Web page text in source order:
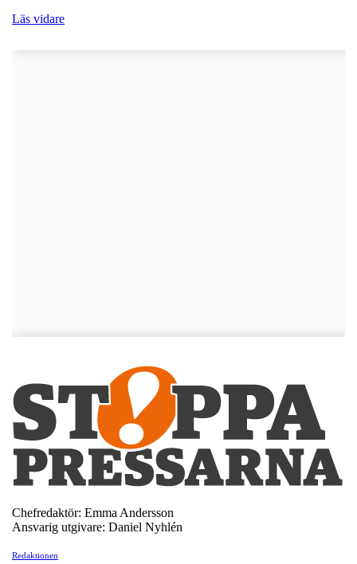
Läs vidare
Chefredaktör: Emma Andersson
Ansvarig utgivare: Daniel Nyhlén
Redaktionen